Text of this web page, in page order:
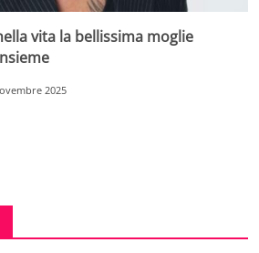
vita la bellissima moglie
2025